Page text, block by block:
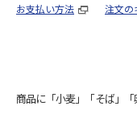
お支払い方法 注文の
商品に「小麦」「そば」